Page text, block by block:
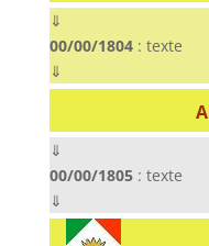
⇓
00/00/1804: texte
⇓
⇓
00/00/1805: texte
⇓